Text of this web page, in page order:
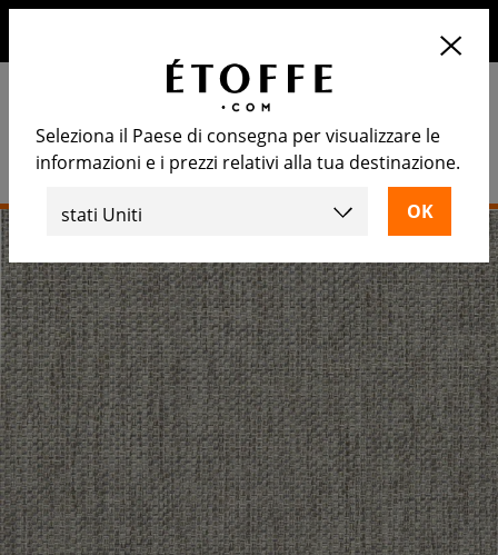
Seleziona il Paese di consegna per visualizzare le
informazioni e i prezzi relativi alla tua destinazione.